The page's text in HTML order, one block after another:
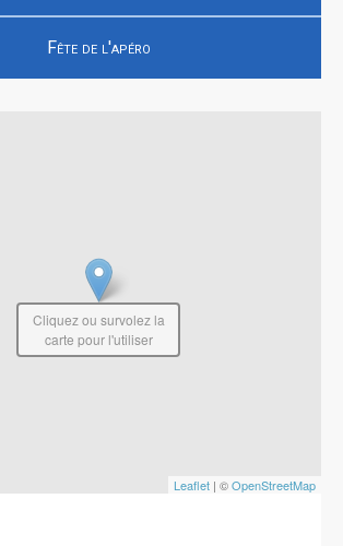
Fête de l'apéro
Leaflet | ©OpenStreetMap
Cliquez ou survolez la
carte pour l'utiliser